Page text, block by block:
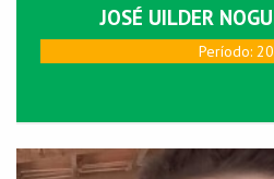
JOSÉ UILDER
Perí­odo: